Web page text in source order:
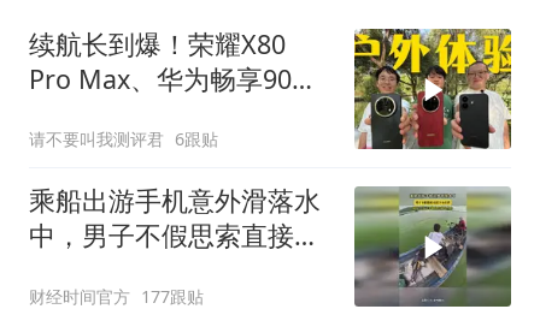
续航长到爆！荣耀X80
Pro Max、华为畅享90
Pro户外体验
请不要叫我测评君 6跟贴
乘船出游手机意外滑落水
中，男子不假思索直接下
财经时间官方 177跟贴